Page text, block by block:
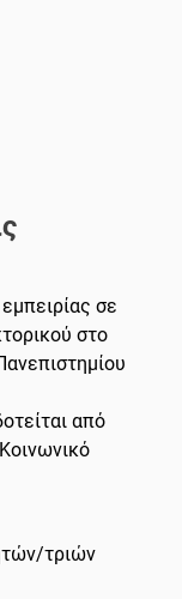
σε
στο
από
τριών